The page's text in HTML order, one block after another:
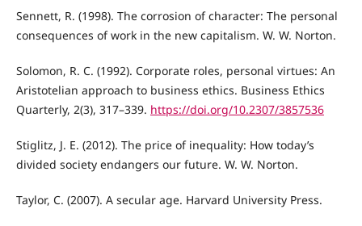
Sennett, R. (1998). The corrosion of character: The personal
consequences of work in the new capitalism. W. W. Norton.
Solomon, R. C. (1992). Corporate roles, personal virtues: An
Aristotelian approach to business ethics. Business Ethics
Quarterly, 2(3), 317–339. https://doi.org/10.2307/3857536
Stiglitz, J. E. (2012). The price of inequality: How today’s
divided society endangers our future. W. W. Norton.
Taylor, C. (2007). A secular age. Harvard University Press.